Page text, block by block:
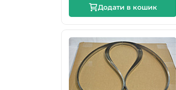
Додати в кошик